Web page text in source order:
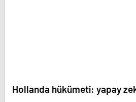
Hollanda hükümeti: yapay